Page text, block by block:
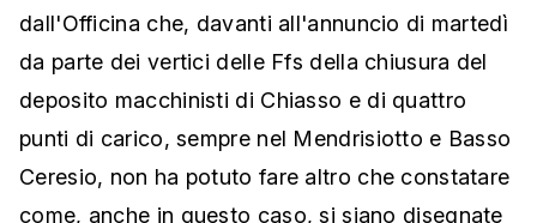
dall'Officina che, davanti all'annuncio di martedì
da parte dei vertici delle Ffs della chiusura del
deposito macchinisti di Chiasso e di quattro
punti di carico, sempre nel Mendrisiotto e Basso
Ceresio, non ha potuto fare altro che constatare
come, anche in questo caso, si siano disegnate